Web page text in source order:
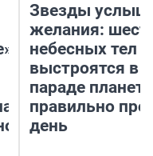
Звезды
желания:
небесных тел
выстроятся в
параде планет
правильно
день